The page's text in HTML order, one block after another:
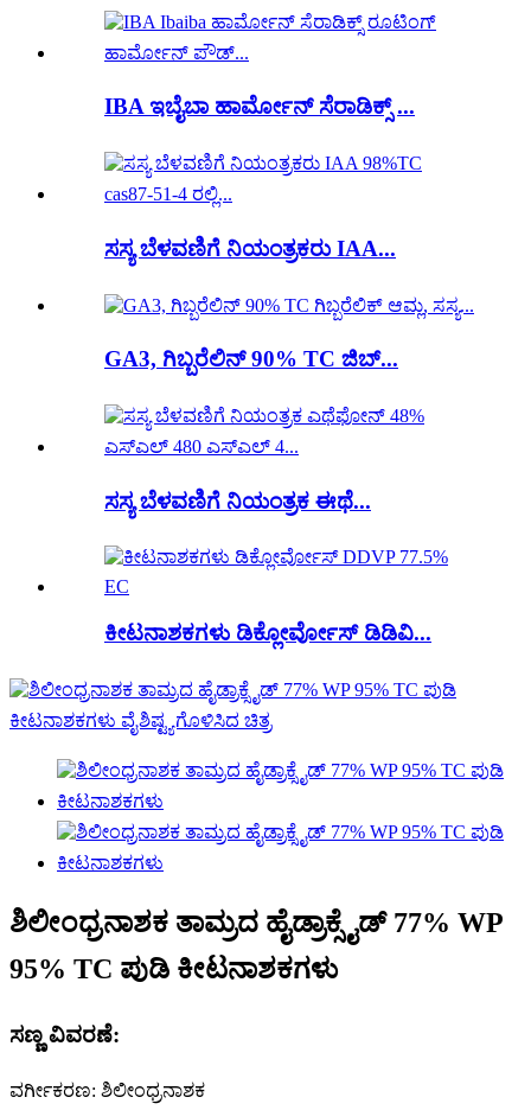
IBA ಇಬೈಬಾ ಹಾರ್ಮೋನ್ ಸೆರಾಡಿಕ್ಸ್ ...
ಸಸ್ಯ ಬೆಳವಣಿಗೆ ನಿಯಂತ್ರಕರು IAA...
GA3, ಗಿಬ್ಬರೆಲಿನ್ 90% TC ಜಿಬ್...
ಸಸ್ಯ ಬೆಳವಣಿಗೆ ನಿಯಂತ್ರಕ ಈಥೆ...
ಕೀಟನಾಶಕಗಳು ಡಿಕ್ಲೋರ್ವೋಸ್ ಡಿಡಿವಿ...
ಶಿಲೀಂಧ್ರನಾಶಕ ತಾಮ್ರದ ಹೈಡ್ರಾಕ್ಸೈಡ್ 77% WP
95% TC ಪುಡಿ ಕೀಟನಾಶಕಗಳು
ಸಣ್ಣ ವಿವರಣೆ:
ವರ್ಗೀಕರಣ: ಶಿಲೀಂಧ್ರನಾಶಕ